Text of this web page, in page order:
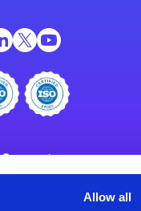
Allow all
Support